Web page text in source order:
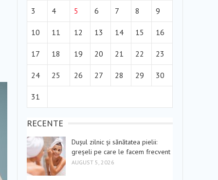
3 4 5 6 7 8 9
10 11 12 13 14 15 16
17 18 19 20 21 22 23
24 25 26 27 28 29 30
31
RECENTE
Dușul zilnic și sănătatea pielii:
greșeli pe care le facem frecvent
AUGUST 5, 2026